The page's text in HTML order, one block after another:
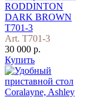
RODDINTON
DARK BROWN
T701-3
Art. T701-3
30 000 р.
Купить